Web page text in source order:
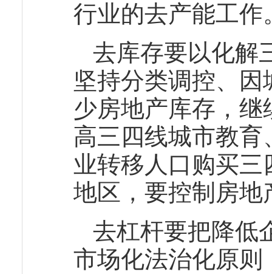
行业的去产能工作
去库存要以化解
坚持分类调控、
少房地产库存，
高三四线城市教
业转移人口购买
地区，要控制房地
去杠杆要把降低
市场化法治化原